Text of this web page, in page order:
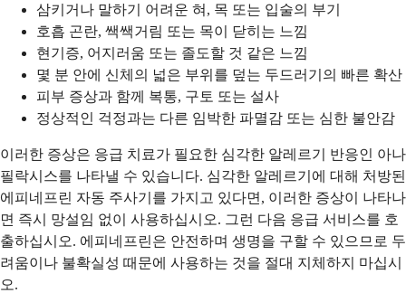
삼키거나 말하기 어려운 혀, 목 또는 입술의 부기
호흡 곤란, 쌕쌕거림 또는 목이 닫히는 느낌
현기증, 어지러움 또는 졸도할 것 같은 느낌
몇 분 안에 신체의 넓은 부위를 덮는 두드러기의 빠른 확산
피부 증상과 함께 복통, 구토 또는 설사
정상적인 걱정과는 다른 임박한 파멸감 또는 심한 불안감
이러한 증상은 응급 치료가 필요한 심각한 알레르기 반응인 아나
필락시스를 나타낼 수 있습니다. 심각한 알레르기에 대해 처방된
에피네프린 자동 주사기를 가지고 있다면, 이러한 증상이 나타나
면 즉시 망설임 없이 사용하십시오. 그런 다음 응급 서비스를 호
출하십시오. 에피네프린은 안전하며 생명을 구할 수 있으므로 두
려움이나 불확실성 때문에 사용하는 것을 절대 지체하지 마십시
오.